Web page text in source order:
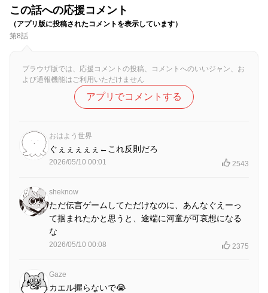
この話への応援コメント
（アプリ版に投稿されたコメントを表示しています）
第8話
ブラウザ版では、応援コメントの投稿、コメントへのいいジャン、お
よび通報機能はご利用いただけません
アプリでコメントする
おはよう世界
ぐぇぇぇぇぇ←これ反則だろ
2026/05/10 00:01 2543
sheknow
ただ伝言ゲームしてただけなのに、あんなぐえーっ
て掴まれたかと思うと、途端に河童が可哀想になる
な
2026/05/10 00:08 2375
Gaze
カエル握らないで😭